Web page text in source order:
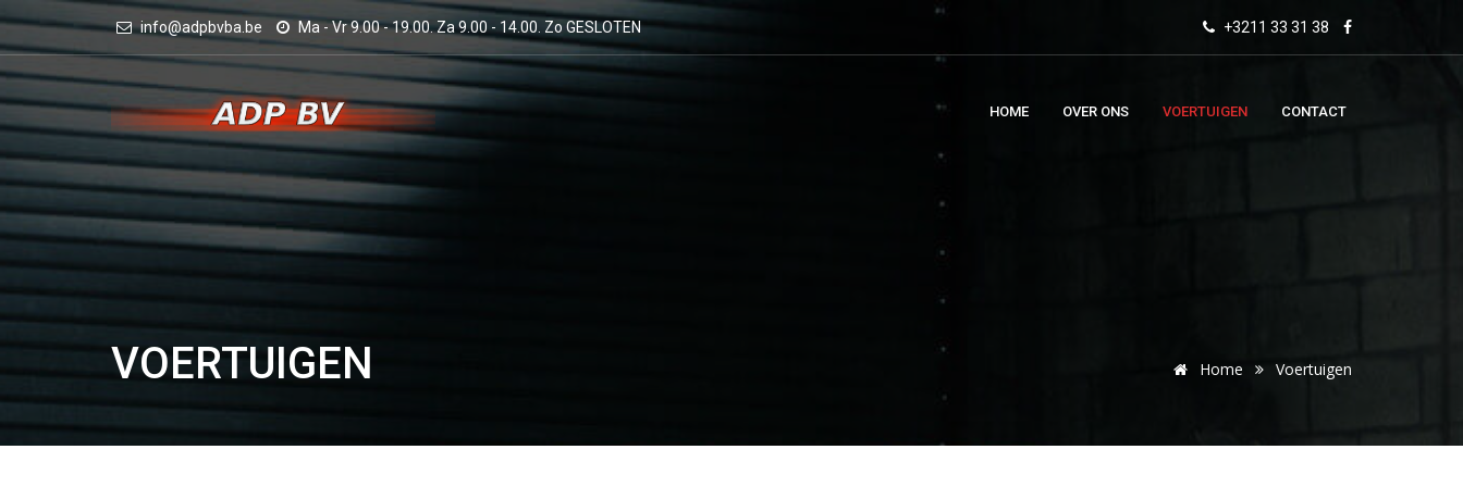
info@adpbvba.be Ma - Vr 9.00 - 19.00. Za 9.00 - 14.00. Zo GESLOTEN +3211 33 31 38
HOME OVER ONS VOERTUIGEN CONTACT
VOERTUIGEN Home Voertuigen